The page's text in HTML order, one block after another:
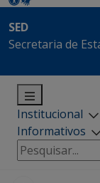
SED
Secretaria de
Institucional
Informativos
Pesquisar
por: